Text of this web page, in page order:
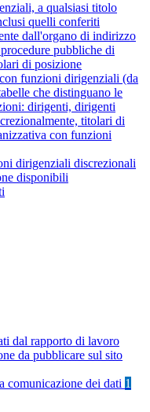
a qualsiasi titolo
quelli conferiti
dall'organo di indirizzo
pubbliche di
di posizione
funzioni dirigenziali (da
che distinguano le
dirigenti, dirigenti
titolari di
con funzioni
dirigenziali discrezionali
disponibili
dal rapporto di lavoro
da pubblicare sul sito
comunicazione dei dati 1